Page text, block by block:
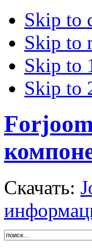
Skip to
Skip to
Skip to
Skip to
Скачать: